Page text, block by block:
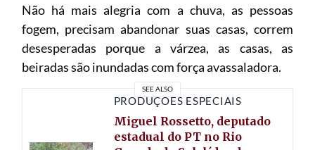
Não há mais alegria com a chuva, as pessoas
fogem, precisam abandonar suas casas, correm
desesperadas porque a várzea, as casas, as
beiradas são inundadas com força avassaladora.
SEE ALSO
PRODUÇÕES ESPECIAIS
Miguel Rossetto, deputado
estadual do PT no Rio